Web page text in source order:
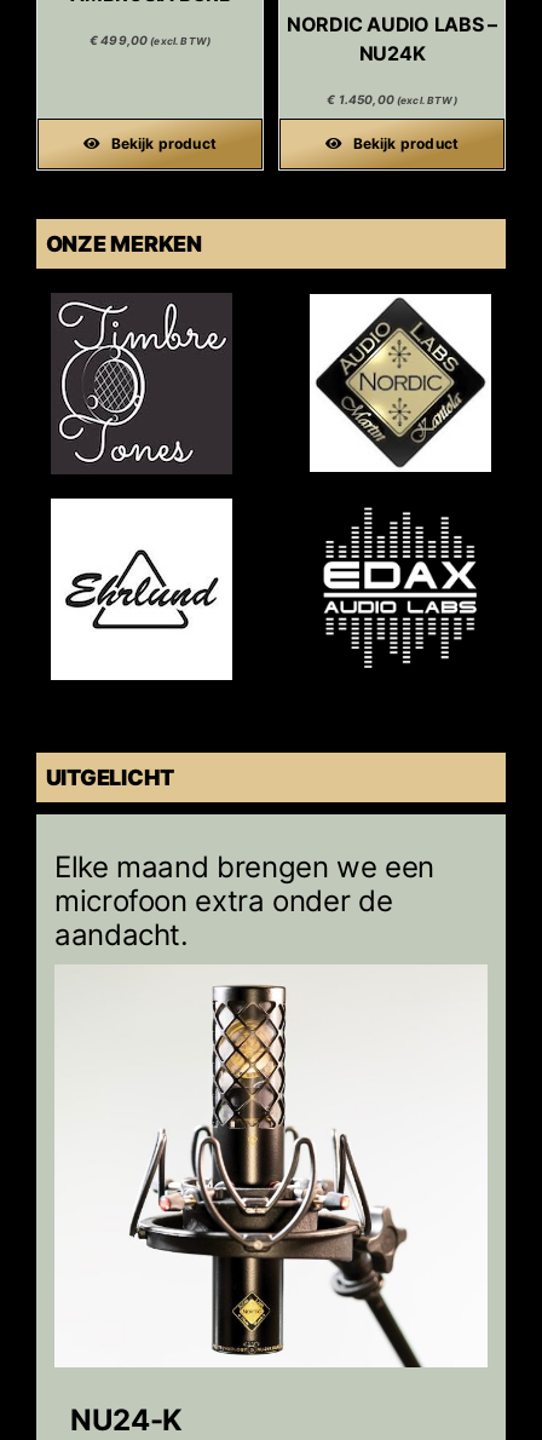
€499,00 (excl. BTW)
Bekijk product
NORDIC AUDIO LABS –
NU24K
€ 1.450,00 (excl. BTW)
Bekijk product
ONZE MERKEN
UITGELICHT
Elke maand brengen we een
microfoon extra onder de
aandacht.
NU24-K